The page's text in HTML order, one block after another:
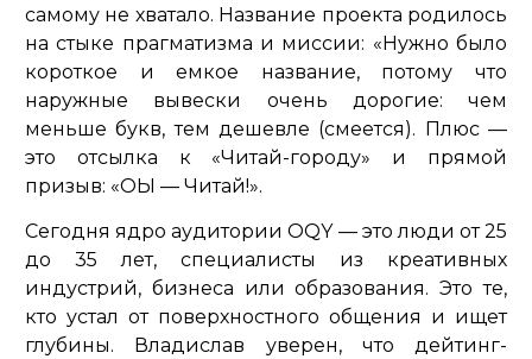
самому не хватало. Название проекта родилось
на стыке прагматизма и миссии: «Нужно было
короткое и емкое название, потому что
наружные вывески очень дорогие: чем
меньше букв, тем дешевле (смеется).
Плюс —
это отсылка к «Читай-городу» и прямой
призыв: «ОҚЫ — Читай!».
Сегодня ядро аудитории OQY — это люди от 25
до 35 лет, специалисты из креативных
индустрий, бизнеса или образования. Это те,
кто устал от поверхностного общения и ищет
глубины. Владислав уверен, что дейтинг-